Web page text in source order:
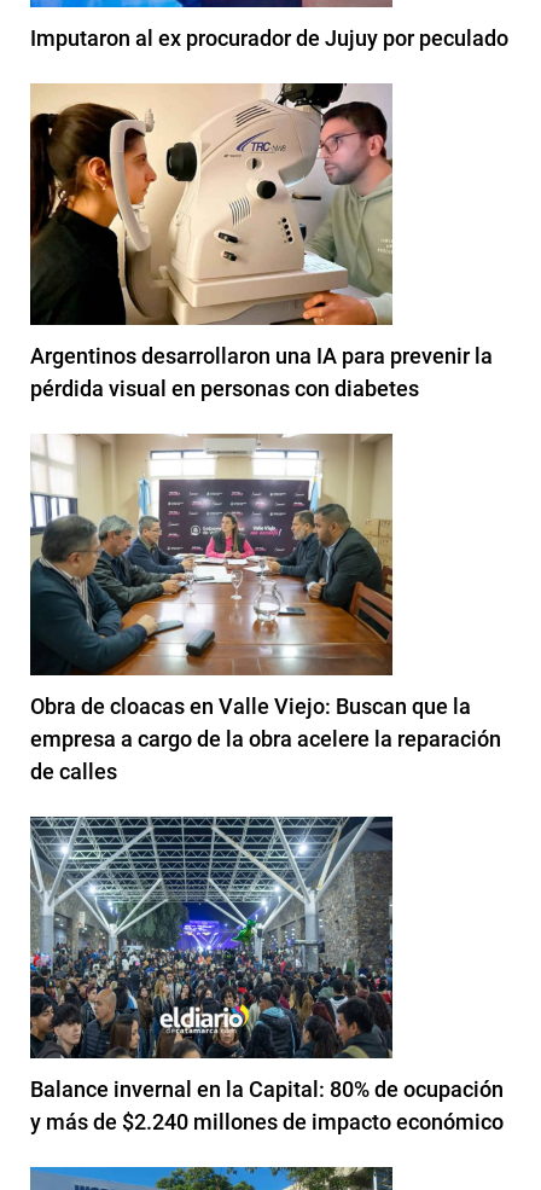
Imputaron al ex procurador de Jujuy por peculado
Argentinos desarrollaron una IA para prevenir la
pérdida visual en personas con diabetes
Obra de cloacas en Valle Viejo: Buscan que la
empresa a cargo de la obra acelere la reparación
de calles
Balance invernal en la Capital: 80% de ocupación
y más de $2.240 millones de impacto económico